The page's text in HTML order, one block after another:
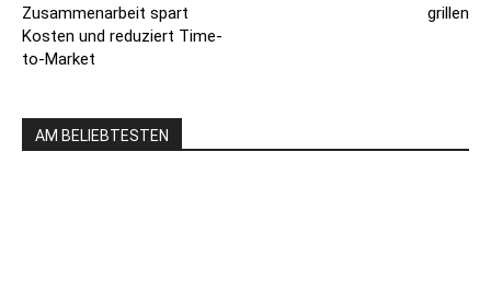
Zusammenarbeit spart
Kosten und reduziert Time-
to-Market
grillen
AM BELIEBTESTEN